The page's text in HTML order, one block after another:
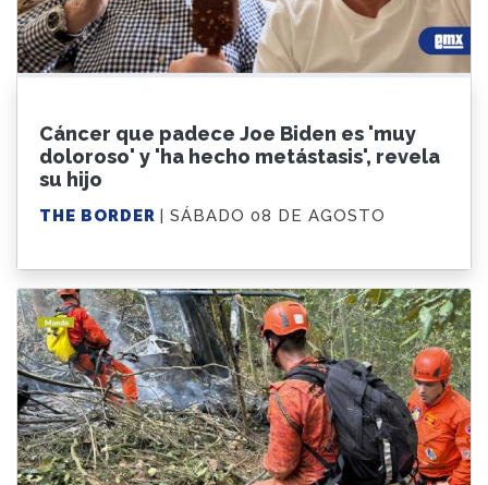
Cáncer que padece Joe Biden es 'muy
doloroso' y 'ha hecho metástasis', revela
su hijo
THE BORDER | SÁBADO 08 DE AGOSTO